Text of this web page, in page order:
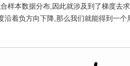
样本数据分布,因此就涉及到了梯度去求
着负方向下降,那么我们就能得到一